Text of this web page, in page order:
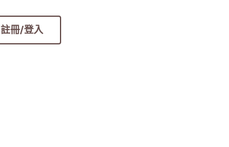
註冊/登入